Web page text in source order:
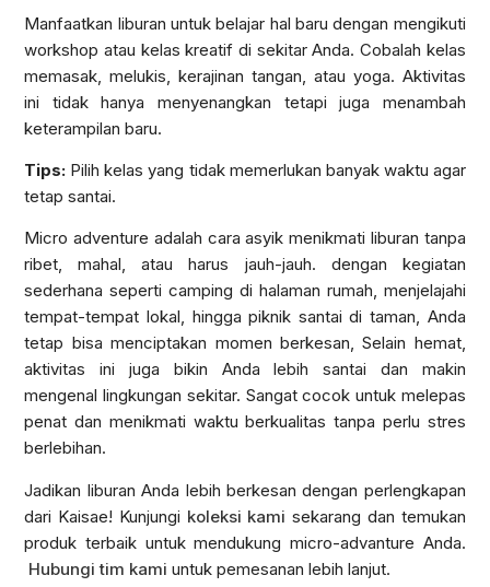
Manfaatkan liburan untuk belajar hal baru dengan mengikuti
workshop atau kelas kreatif di sekitar Anda. Cobalah kelas
memasak, melukis, kerajinan tangan, atau yoga. Aktivitas
ini tidak hanya menyenangkan tetapi juga menambah
keterampilan baru.
Tips: Pilih kelas yang tidak memerlukan banyak waktu agar
tetap santai.
Micro adventure adalah cara asyik menikmati liburan tanpa
ribet, mahal, atau harus jauh-jauh. dengan kegiatan
sederhana seperti camping di halaman rumah, menjelajahi
tempat-tempat lokal, hingga piknik santai di taman, Anda
tetap bisa menciptakan momen berkesan, Selain hemat,
aktivitas ini juga bikin Anda lebih santai dan makin
mengenal lingkungan sekitar. Sangat cocok untuk melepas
penat dan menikmati waktu berkualitas tanpa perlu stres
berlebihan.
Jadikan liburan Anda lebih berkesan dengan perlengkapan
dari Kaisae! Kunjungi koleksi kami sekarang dan temukan
produk terbaik untuk mendukung micro-advanture Anda.
Hubungi tim kamiuntuk pemesanan lebih lanjut.